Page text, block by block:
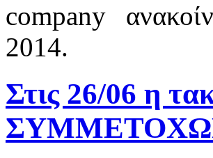
2014.
Στις 26/06 η